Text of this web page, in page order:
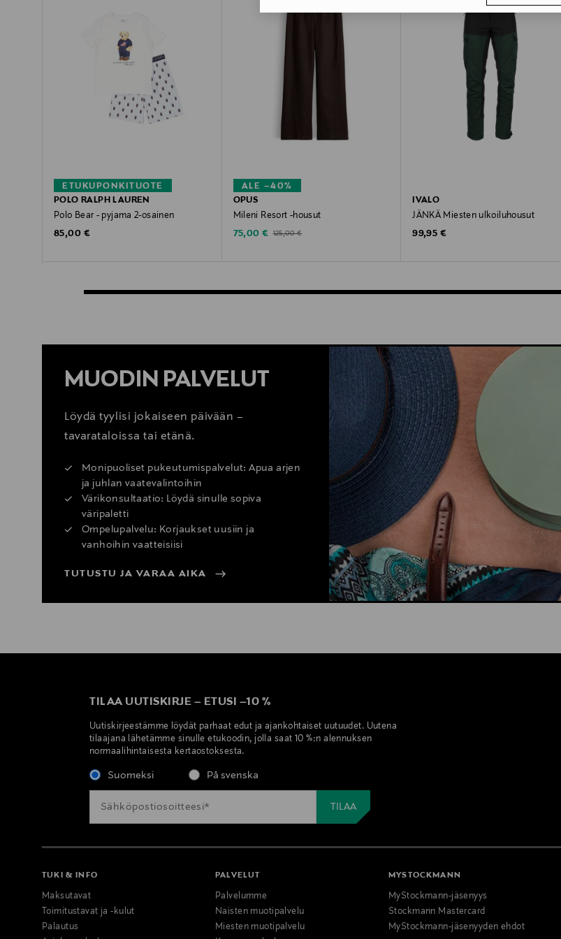
ETUKUPONKITUOTE
POLO RALPH LAUREN
Polo Bear - pyjama 2-osainen
Original Price
85,00 €
ALE –40%
OPUS
Mileni Resort -housut
Discounted Price
75,00 € Original Price
125,00 €
IVALO
JÄNKÄ Miesten ulkoiluhousut
Original Price
99,95 €
MUODIN PALVELUT
Löydä tyylisi jokaiseen päivään –
tavarataloissa tai etänä.
Monipuoliset pukeutumispalvelut: Apua arjen
ja juhlan vaatevalintoihin
Värikonsultaatio: Löydä sinulle sopiva
väripaletti
Ompelupalvelu: Korjaukset uusiin ja
vanhoihin vaatteisiisi
TUTUSTU JA VARAA AIKA
TILAA UUTISKIRJE – ETUSI –10 %
Uutiskirjeestämme löydät parhaat edut ja ajankohtaiset uutuudet. Uutena
tilaajana lähetämme sinulle etukoodin, jolla saat 10 %:n alennuksen
normaalihintaisesta kertaostoksesta.
Suomeksi På svenska
TUKI & INFO
Maksutavat
Toimitustavat ja -kulut
Palautus
PALVELUT
Palvelumme
Naisten muotipalvelu
Miesten muotipalvelu
MYSTOCKMANN
MyStockmann-jäsenyys
Stockmann Mastercard
MyStockmann-jäsenyyden ehdot